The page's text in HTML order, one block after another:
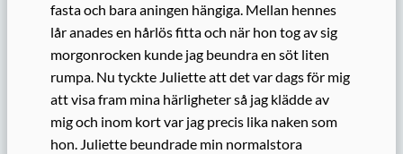
fasta och bara aningen hängiga. Mellan hennes
lår anades en hårlös fitta och när hon tog av sig
morgonrocken kunde jag beundra en söt liten
rumpa. Nu tyckte Juliette att det var dags för mig
att visa fram mina härligheter så jag klädde av
mig och inom kort var jag precis lika naken som
hon. Juliette beundrade min normalstora